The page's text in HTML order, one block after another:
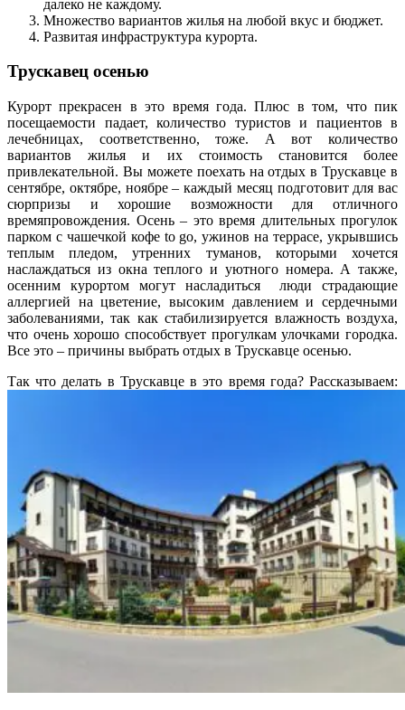
далеко не каждому.
Множество вариантов жилья на любой вкус и бюджет.
Развитая инфраструктура курорта.
Трускавец осенью
Курорт прекрасен в это время года. Плюс в том, что пик
посещаемости падает, количество туристов и пациентов в
лечебницах, соответственно, тоже. А вот количество
вариантов жилья и их стоимость становится более
привлекательной. Вы можете поехать на отдых в Трускавце в
сентябре, октябре, ноябре – каждый месяц подготовит для вас
сюрпризы и хорошие возможности для отличного
времяпровождения. Осень – это время длительных прогулок
парком с чашечкой кофе to go, ужинов на террасе, укрывшись
теплым пледом, утренних туманов, которыми хочется
наслаждаться из окна теплого и уютного номера. А также,
осенним курортом могут насладиться люди страдающие
аллергией на цветение, высоким давлением и сердечными
заболеваниями, так как стабилизируется влажность воздуха,
что очень хорошо способствует прогулкам улочками городка.
Все это – причины выбрать отдых в Трускавце осенью.
Так что делать в Трускавце в это время года? Рассказываем: